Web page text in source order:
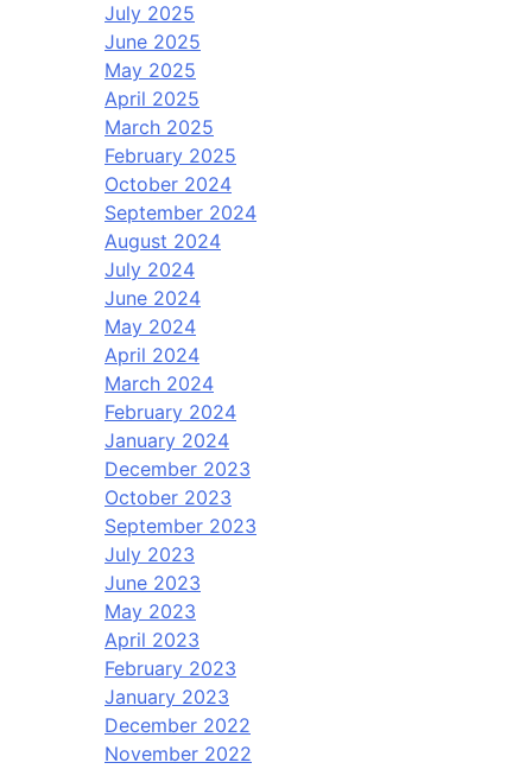
July 2025
June 2025
May 2025
April 2025
March 2025
February 2025
October 2024
September 2024
August 2024
July 2024
June 2024
May 2024
April 2024
March 2024
February 2024
January 2024
December 2023
October 2023
September 2023
July 2023
June 2023
May 2023
April 2023
February 2023
January 2023
December 2022
November 2022